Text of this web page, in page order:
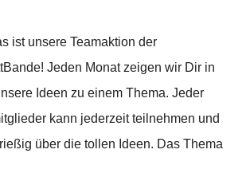
ist unsere Teamaktion der
Jeden Monat zeigen wir Dir in
Ideen zu einem Thema. Jeder
kann jederzeit teilnehmen und
über die tollen Ideen. Das Thema